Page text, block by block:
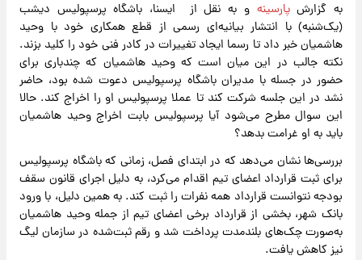
به گزارشپارسینه و به نقل از ایسنا، باشگاه پرسپولیس دیشب
(یک‌شنبه) با انتشار بیانیه‌ای رسمی از قطع همکاری خود با وحید
هاشمیان خبر داد تا رسما ایجاد تغییرات در کادر فنی خود را کلید بزند.
نکته جالب در این میان است که وحید هاشمیان که چندباری برای
حضور در جسله با مدیران باشگاه پرسپولیس دعوت شده بود، حاضر
نشد در این جلسه شرکت کند تا عملا پرسپولیس او را اخراج کند. حالا
این سوال مطرح می‌شود آیا پرسپولیس بابت اخراج وحید هاشمیان
باید به او غرامت بدهد؟
بررسی‌ها نشان می‌دهد که در ابتدای فصل، زمانی که باشگاه پرسپولیس
برای ثبت قرارداد اعضای تیم اقدام می‌کرد، به دلیل اجرای قانون سقف
بودجه نتوانست قرارداد همه نفرات را ثبت کند. به همین دلیل، با ورود
بانک شهر، بخشی از قرارداد برخی اعضای تیم از جمله وحید هاشمیان
به‌صورت چک‌های بلندمدت پرداخت شد و رقم ثبت‌شده در سازمان لیگ
نیز کاهش یافت.